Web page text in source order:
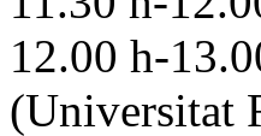
12.00 h-
(Universitat